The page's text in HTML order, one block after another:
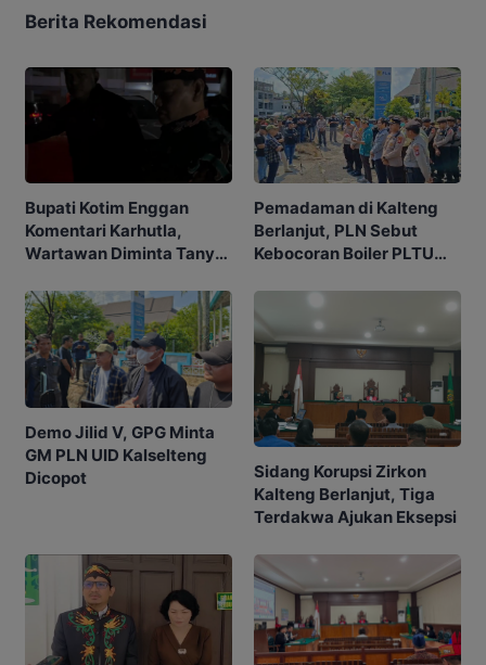
Berita Rekomendasi
Bupati Kotim Enggan
Komentari Karhutla,
Wartawan Diminta Tanya
Pemadaman di Kalteng
Berlanjut, PLN Sebut
Kebocoran Boiler PLTU
Demo Jilid V, GPG Minta
GM PLN UID Kalselteng
Dicopot
Sidang Korupsi Zirkon
Kalteng Berlanjut, Tiga
Terdakwa Ajukan Eksepsi